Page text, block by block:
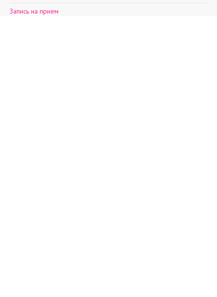
Запись на прием